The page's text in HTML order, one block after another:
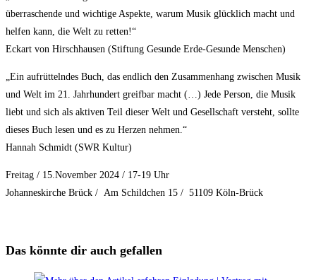
überraschende und wichtige Aspekte, warum Musik glücklich macht und
helfen kann, die Welt zu retten!“
Eckart von Hirschhausen (Stiftung Gesunde Erde-Gesunde Menschen)
„Ein aufrüttelndes Buch, das endlich den Zusammenhang zwischen Musik
und Welt im 21. Jahrhundert greifbar macht (…) Jede Person, die Musik
liebt und sich als aktiven Teil dieser Welt und Gesellschaft versteht, sollte
dieses Buch lesen und es zu Herzen nehmen.“
Hannah Schmidt (SWR Kultur)
Freitag / 15.November 2024 / 17-19 Uhr
Johanneskirche Brück / Am Schildchen 15 / 51109 Köln-Brück
Das könnte dir auch gefallen